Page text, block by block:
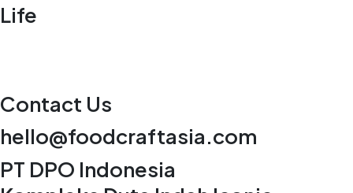
Life
Contact Us
hello@foodcraftasia.com
PT DPO Indonesia